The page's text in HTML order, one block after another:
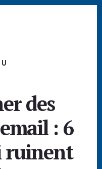
des
: 6
ruinent